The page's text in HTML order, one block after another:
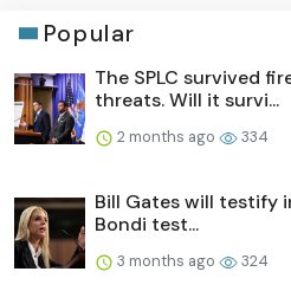
Popular
The SPLC survived
threats. Will it survi...
2 months ago 334
Bill Gates will testify
Bondi test...
3 months ago 324